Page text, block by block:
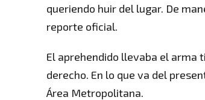
queriendo huir del lugar. De
reporte oficial.
El aprehendido llevaba el arma
derecho. En lo que va del
Área Metropolitana.